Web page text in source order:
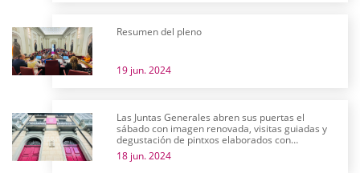
Resumen del pleno
19 jun. 2024
Las Juntas Generales abren sus puertas el
sábado con imagen renovada, visitas guiadas y
degustación de pintxos elaborados con
productos alaveses
18 jun. 2024